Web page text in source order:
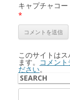
キャプチャコー
*
このサイトは
ます。 コメン
ださい。
SEARCH